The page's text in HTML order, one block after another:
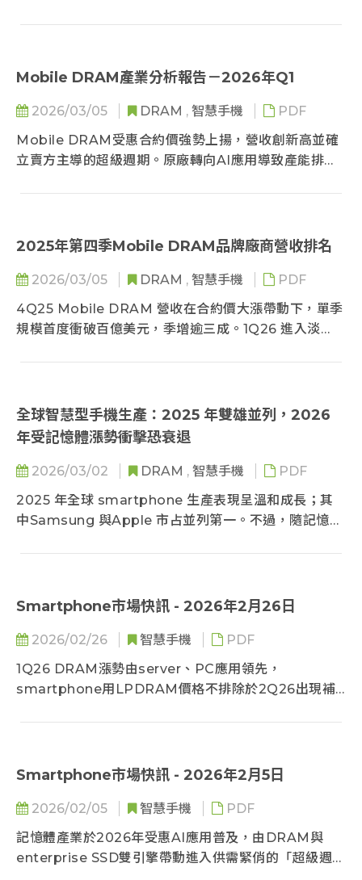
Mobile DRAM產業分析報告－2026年Q1
2026/03/05 DRAM , 智慧手機
PDF
Mobile DRAM受惠合約價強勢上揚，營收創新高並確
立賣方主導的超級週期。原廠轉向AI應用導致產能排
2025年第四季Mobile DRAM品牌廠商營收排名
2026/03/05 DRAM , 智慧手機
PDF
4Q25 Mobile DRAM 營收在合約價大漲帶動下，單季
規模首度衝破百億美元，季增逾三成。1Q26 進入淡
強格局；台系 Nanya 與 Winbond 則受惠於大廠退出
小容量市場，營收大幅成長，但總體占比仍有限。
全球智慧型手機生產：2025 年雙雄並列，2026
年受記憶體漲勢衝擊恐衰退
2026/03/02 DRAM , 智慧手機
PDF
2025 年全球 smartphone 生產表現呈溫和成長；其
中Samsung 與Apple 市占並列第一。不過，隨記憶體
場版圖的關鍵變數。
Smartphone市場快訊 - 2026年2月26日
2026/02/26 智慧手機
PDF
1Q26 DRAM漲勢由server、PC應用領先，
smartphone用LPDRAM價格不排除於2Q26出現補
記憶體市場仍將維持短缺格局。與此同時，受製造成本
牌相對受惠較大。
Smartphone市場快訊 - 2026年2月5日
2026/02/05 智慧手機
PDF
記憶體產業於2026年受惠AI應用普及，由DRAM與
enterprise SSD雙引擎帶動進入供需緊俏的「超級週